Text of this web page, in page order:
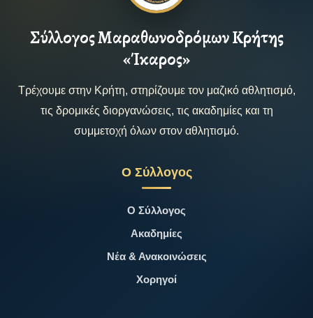
Σύλλογος Μαραθωνοδρόμων Κρήτης
«Ίκαρος»
Τρέχουμε στην Κρήτη, στηρίζουμε τον μαζικό αθλητισμό,
τις δρομικές διοργανώσεις, τις ακαδημίες και τη
συμμετοχή όλων στον αθλητισμό.
Ο Σύλλογος
Ο Σύλλογος
Ακαδημίες
Νέα & Ανακοινώσεις
Χορηγοί